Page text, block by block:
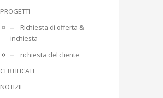
PROGETTI
Richiesta di offerta &
inchiesta
richiesta del cliente
CERTIFICATI
NOTIZIE